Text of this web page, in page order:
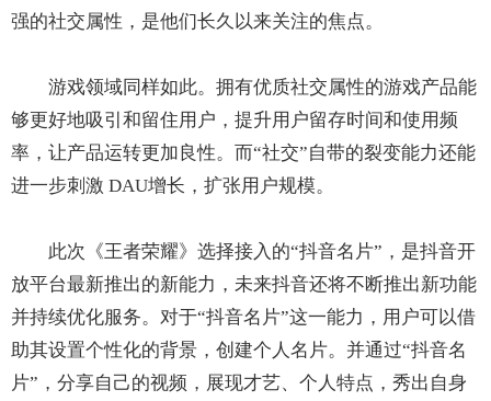
强的社交属性，是他们长久以来关注的焦点。
游戏领域同样如此。拥有优质社交属性的游戏产品能
够更好地吸引和留住用户，提升用户留存时间和使用频
率，让产品运转更加良性。而“社交”自带的裂变能力还能
进一步刺激 DAU增长，扩张用户规模。
此次《王者荣耀》选择接入的“抖音名片”，是抖音开
放平台最新推出的新能力，未来抖音还将不断推出新功能
并持续优化服务。对于“抖音名片”这一能力，用户可以借
助其设置个性化的背景，创建个人名片。并通过“抖音名
片”，分享自己的视频，展现才艺、个人特点，秀出自身